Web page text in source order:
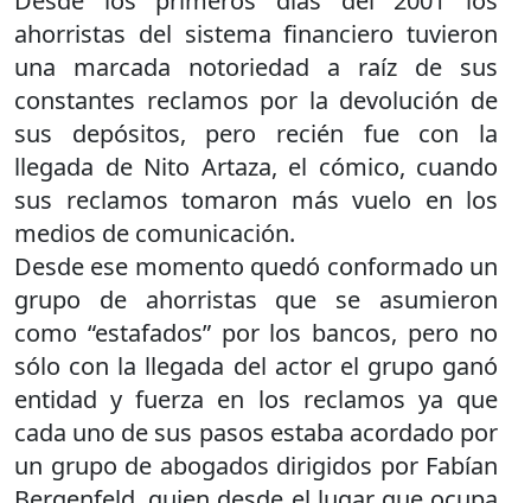
ahorristas del sistema financiero tuvieron
una marcada notoriedad a raíz de sus
constantes reclamos por la devolución de
sus depósitos, pero recién fue con la
llegada de Nito Artaza, el cómico, cuando
sus reclamos tomaron más vuelo en los
medios de comunicación.
Desde ese momento quedó conformado un
grupo de ahorristas que se asumieron
como “estafados” por los bancos, pero no
sólo con la llegada del actor el grupo ganó
entidad y fuerza en los reclamos ya que
cada uno de sus pasos estaba acordado por
un grupo de abogados dirigidos por Fabían